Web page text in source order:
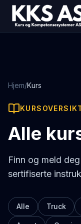
Hjem/Kurs
Alle
Finn og meld
sertifiserte
Alle Truck